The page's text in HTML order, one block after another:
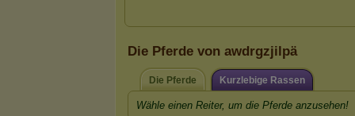
Die Pferde von awdrgzjilpä
Die Pferde Kurzlebige Rassen
Wähle einen Reiter, um die Pferde anzusehen!